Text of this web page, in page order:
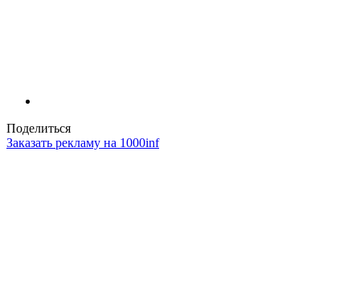
Поделиться
Заказать рекламу на 1000inf